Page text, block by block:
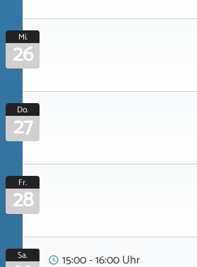
Mi.
26
Do.
27
Fr.
28
Sa.
15:00 - 16:00 Uhr